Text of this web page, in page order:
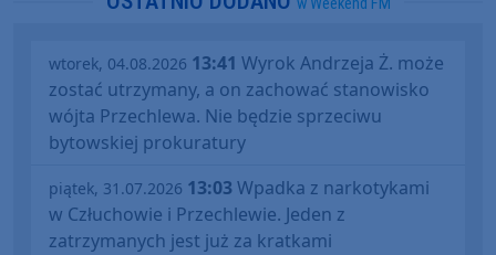
wtorek, 04.08.2026 13:41 Wyrok Andrzeja Ż. może
zostać utrzymany, a on zachować stanowisko
wójta Przechlewa. Nie będzie sprzeciwu
bytowskiej prokuratury
piątek, 31.07.2026 13:03Wpadka z narkotykami
w Człuchowie i Przechlewie. Jeden z
zatrzymanych jest już za kratkami